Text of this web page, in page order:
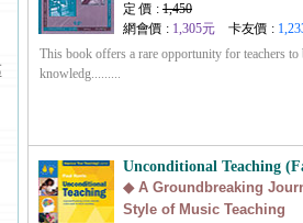
定 價 : 1,450
網會價 : 1,305元 卡友價 :
This book offers a rare opportunity for teachers to
knowledg.........
Unconditional Teaching
◆ A Groundbreaking
Style of Music Teaching